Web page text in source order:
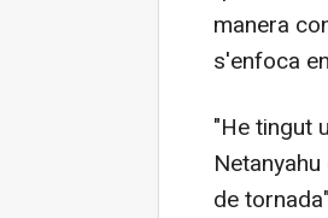
manera
s'enfoca
"He tingut
de